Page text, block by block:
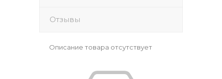
Отзывы
Описание товара отсутствует